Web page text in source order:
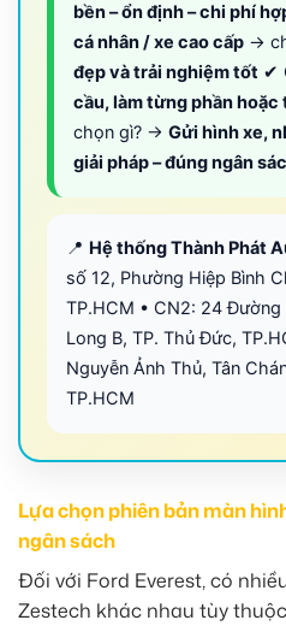
bền – ổn định – chi phí
cá nhân / xe cao cấp →
đẹp và trải nghiệm tốt ✔
cầu, làm từng phần hoặc
chọn gì? → Gửi hình xe,
giải pháp – đúng ngân
📍 Hệ thống Thành Phát
số 12, Phường Hiệp Bình
TP.HCM • CN2: 24
Long B, TP. Thủ Đức,
Nguyễn Ảnh Thủ, Tân
TP.HCM
Lựa chọn phiên bản màn
ngân sách
Đối với Ford Everest, có
Zestech khác nhau tùy